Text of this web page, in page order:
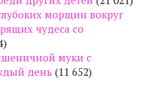
морщин вокруг
чудеса со
муки с
день (11 652)